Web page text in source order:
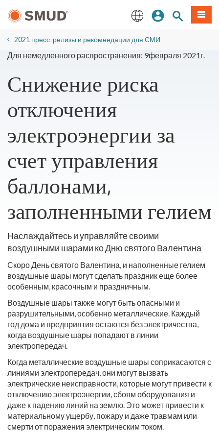
содержанию
входПоиск по
Меню
2021 пресс-релизы и рекомендации для СМИ
Для немедленного распространения: 9февраля 2021г.
Снижение риска
отключения
электроэнергии за
счет управления
баллонами,
заполненными гелием
Наслаждайтесь и управляйте своими
воздушными шарами ко Дню святого Валентина
Скоро День святого Валентина, и наполненные гелием
воздушные шары могут сделать праздник еще более
особенным, красочным и праздничным.
Воздушные шары также могут быть опасными и
разрушительными, особенно металлические. Каждый
год дома и предприятия остаются без электричества,
когда воздушные шары попадают в линии
электропередач.
Когда металлические воздушные шары соприкасаются с
линиями электропередач, они могут вызвать
электрические неисправности, которые могут привести к
отключению электроэнергии, сбоям оборудования и
даже к падению линий на землю. Это может привести к
материальному ущербу, пожару и даже травмам или
смерти от поражения электрическим током.